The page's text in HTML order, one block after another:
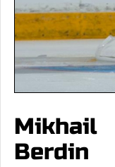
Mikhail
Berdin